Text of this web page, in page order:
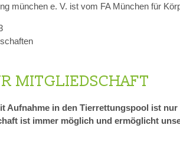
münchen e. V. ist vom FA München für
MITGLIEDSCHAFT
Aufnahme in den Tierrettungspool ist
ist immer möglich und ermöglicht